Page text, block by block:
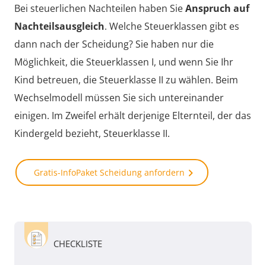
Bei steuerlichen Nachteilen haben SieAnspruch auf
Nachteilsausgleich. Welche Steuerklassen gibt es
dann nach der Scheidung? Sie haben nur die
Möglichkeit, die Steuerklassen I, und wenn Sie Ihr
Kind betreuen, die Steuerklasse II zu wählen. Beim
Wechselmodell müssen Sie sich untereinander
einigen. Im Zweifel erhält derjenige Elternteil, der das
Kindergeld bezieht, Steuerklasse II.
Gratis-InfoPaket Scheidung anfordern
CHECKLISTE